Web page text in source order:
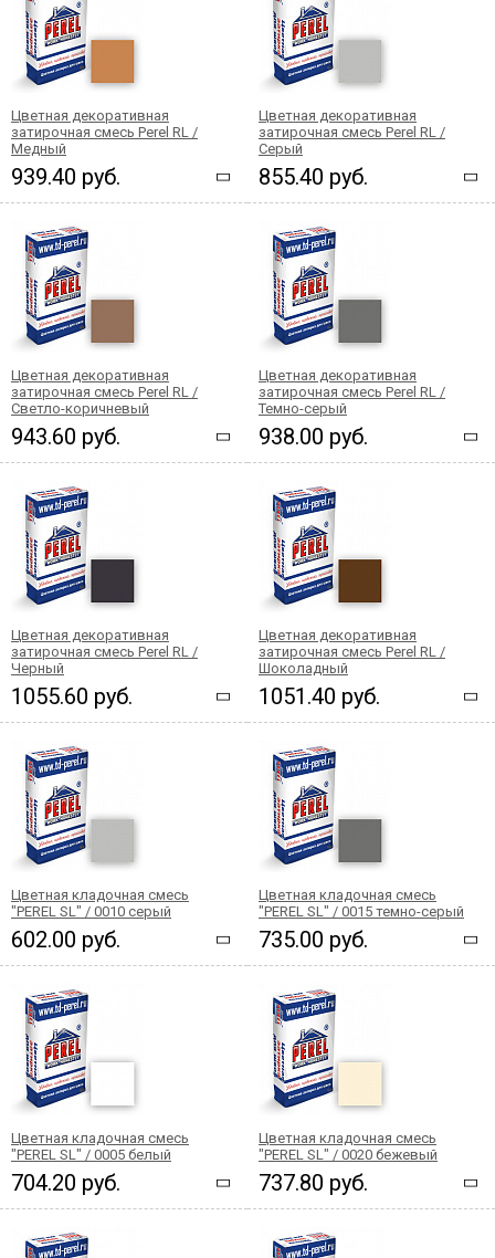
Цветная декоративная
затирочная смесь Perel RL /
Медный
939.40 руб.
Цветная декоративная
затирочная смесь Perel RL /
Серый
855.40 руб.
Цветная декоративная
затирочная смесь Perel RL /
Светло-коричневый
943.60 руб.
Цветная декоративная
затирочная смесь Perel RL /
Темно-серый
938.00 руб.
Цветная декоративная
затирочная смесь Perel RL /
Черный
1055.60 руб.
Цветная декоративная
затирочная смесь Perel RL /
Шоколадный
1051.40 руб.
Цветная кладочная смесь
"PEREL SL" / 0010 серый
602.00 руб.
Цветная кладочная смесь
"PEREL SL" / 0015 темно-серый
735.00 руб.
Цветная кладочная смесь
"PEREL SL" / 0005 белый
704.20 руб.
Цветная кладочная смесь
"PEREL SL" / 0020 бежевый
737.80 руб.